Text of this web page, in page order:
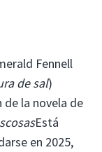
Fennell
de sal)
la novela de
Está
en 2025,